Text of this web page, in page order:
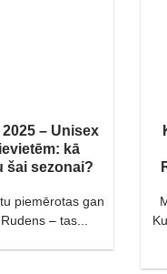
– Unisex
kā
šai sezonai?
piemērotas gan
– tas...